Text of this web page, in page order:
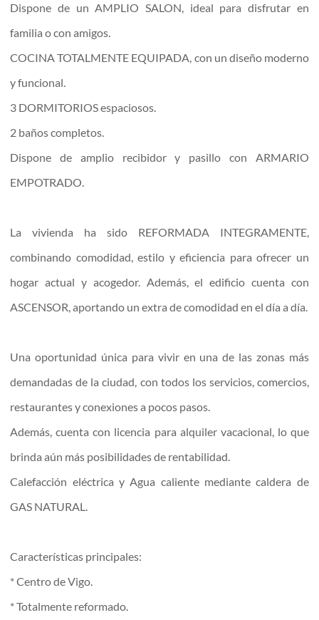
Dispone de un AMPLIO SALON, ideal para disfrutar en
familia o con amigos.
COCINA TOTALMENTE EQUIPADA, con un diseño moderno
y funcional.
3 DORMITORIOS espaciosos.
2 baños completos.
Dispone de amplio recibidor y pasillo con ARMARIO
EMPOTRADO.
La vivienda ha sido REFORMADA INTEGRAMENTE,
combinando comodidad, estilo y eficiencia para ofrecer un
hogar actual y acogedor. Además, el edificio cuenta con
ASCENSOR, aportando un extra de comodidad en el día a día.
Una oportunidad única para vivir en una de las zonas más
demandadas de la ciudad, con todos los servicios, comercios,
restaurantes y conexiones a pocos pasos.
Además, cuenta con licencia para alquiler vacacional, lo que
brinda aún más posibilidades de rentabilidad.
Calefacción eléctrica y Agua caliente mediante caldera de
GAS NATURAL.
Características principales:
* Centro de Vigo.
* Totalmente reformado.